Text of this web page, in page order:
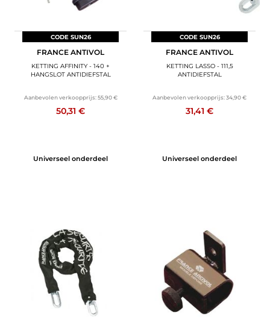
CODE SUN26
FRANCE ANTIVOL
KETTING AFFINITY - 140 +
HANGSLOT ANTIDIEFSTAL
Aanbevolen verkoopprijs: 55,90 €
50,31 €
Universeel onderdeel
CODE SUN26
FRANCE ANTIVOL
KETTING LASSO - 111,5
ANTIDIEFSTAL
Aanbevolen verkoopprijs:34,90 €
31,41 €
Universeel onderdeel